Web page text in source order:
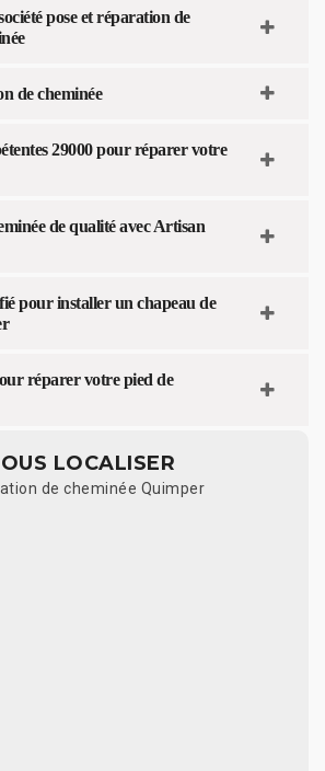
pose et réparation de
de cheminée
29000 pour réparer votre
de qualité avec Artisan
pour installer un chapeau de
réparer votre pied de
LOCALISER
de cheminée Quimper